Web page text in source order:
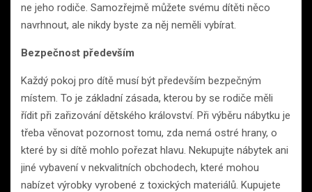
ne jeho rodiče. Samozřejmě můžete svému dítěti něco
navrhnout, ale nikdy byste za něj neměli vybírat.
Bezpečnost především
Každý pokoj pro dítě musí být především bezpečným
místem. To je základní zásada, kterou by se rodiče měli
řídit při zařizování dětského království. Při výběru nábytku je
třeba věnovat pozornost tomu, zda nemá ostré hrany, o
které by si dítě mohlo pořezat hlavu. Nekupujte nábytek ani
jiné vybavení v nekvalitních obchodech, které mohou
nabízet výrobky vyrobené z toxických materiálů. Kupujete